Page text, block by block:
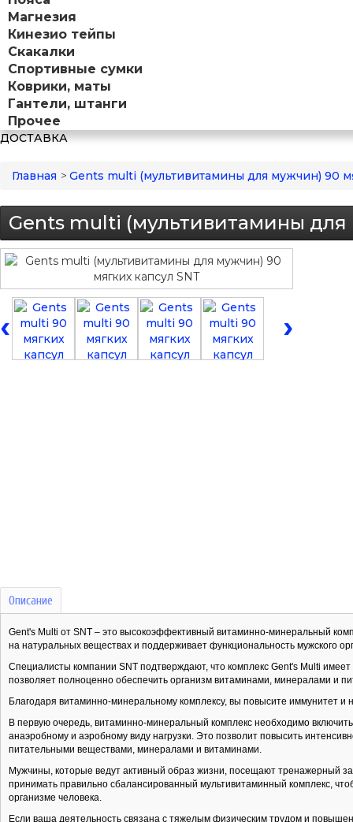
Магнезия
Кинезио тейпы
Скакалки
Спортивные сумки
Коврики, маты
Гантели, штанги
Прочее
ДОСТАВКА
Главная > Gents multi (мультивитамины для мужчин) 90
Gents multi (мультивитамины для
‹ ›
Описание
Gent's Multi от SNT – это высокоэффективный витаминно-минеральный
на натуральных веществах и поддерживает функциональность мужского
Специалисты компании SNT подтверждают, что комплекс Gent's Multi
позволяет полноценно обеспечить организм витаминами, минералами и
Благодаря витаминно-минеральному комплексу, вы повысите иммунитет
В первую очередь, витаминно-минеральный комплекс необходимо
анаэробному и аэробному виду нагрузки. Это позволит повысить
питательными веществами, минералами и витаминами.
Мужчины, которые ведут активный образ жизни, посещают тренажерный
принимать правильно сбалансированный мультивитаминный комплекс,
организме человека.
Если ваша деятельность связана с тяжелым физическим трудом и